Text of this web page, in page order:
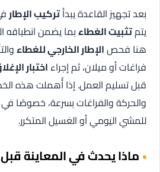
بعد تجهيز القاعدة يبدأتركيب الإطار
يتمتثبيت الغطاءبما يضمن انطباقه
هنا فحصالإطار الخارجي للغطاء
فراغات أو ميلان، ثم إجراءاختبار
قبل تسليم العمل. إذا أُهملت هذه
والحركة والفراغات بسرعة، خصوصًا
للمشي اليومي أو الغسيل المتكرر.
ماذا يحدث في المعاينة